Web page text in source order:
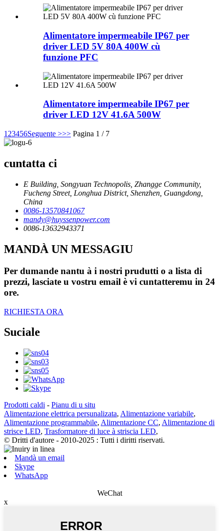
Alimentatore impermeabile IP67 per
driver LED 5V 80A 400W cù
funzione PFC
Alimentatore impermeabile IP67 per
driver LED 12V 41.6A 500W
1 23456Seguente >>> Pagina 1 / 7
cuntatta ci
E Building, Songyuan Technopolis, Zhangge Community,
Fucheng Street, Longhua District, Shenzhen, Guangdong,
China
0086-13570841067
mandy@huyssenpower.com
0086-13632943371
MANDÀ UN MESSAGIU
Per dumande nantu à i nostri prudutti o a lista di
prezzi, lasciate u vostru email è vi cuntatteremu in 24
ore.
RICHIESTA ORA
Suciale
Prodotti caldi - Pianu di u situ
Alimentazione elettrica persunalizata, Alimentazione variabile,
Alimentazione programmabile, Alimentazione CC, Alimentazione di
strisce LED, Trasformatore di luce à striscia LED,
© Dritti d'autore - 2010-2025 : Tutti i diritti riservati.
Mandà un email
Skype
WhatsApp
WeChat
x